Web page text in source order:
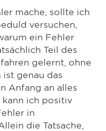
mache, sollte ich
versuchen,
ein Fehler
Teil des
gelernt, ohne
genau das
Anfang an alles
ich positiv
in
die Tatsache,